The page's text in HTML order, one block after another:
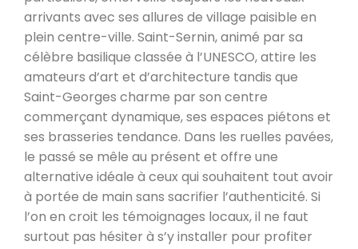
arrivants avec ses allures de village paisible en
plein centre-ville. Saint-Sernin, animé par sa
célèbre basilique classée à l’UNESCO, attire les
amateurs d’art et d’architecture tandis que
Saint-Georges charme par son centre
commerçant dynamique, ses espaces piétons et
ses brasseries tendance. Dans les ruelles pavées,
le passé se mêle au présent et offre une
alternative idéale à ceux qui souhaitent tout avoir
à portée de main sans sacrifier l’authenticité. Si
l’on en croit les témoignages locaux, il ne faut
surtout pas hésiter à s’y installer pour profiter